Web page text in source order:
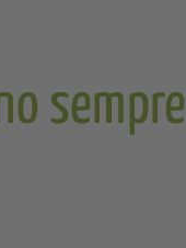
sempre